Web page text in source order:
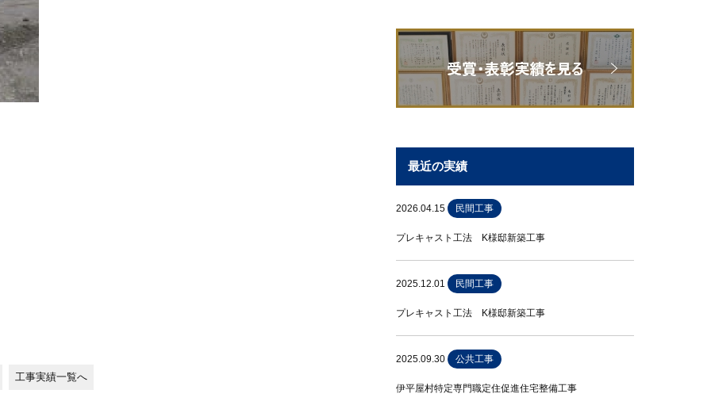
工事実績一覧へ
最近の実績
2026.04.15 民間工事
プレキャスト工法 K様邸新築工事
2025.12.01 民間工事
プレキャスト工法 K様邸新築工事
2025.09.30 公共工事
伊平屋村特定専門職定住促進住宅整備工事